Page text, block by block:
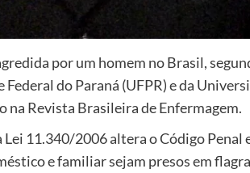
por um homem no Brasil,
do Paraná (UFPR) e da
na Revista Brasileira de Enfermagem.
Lei 11.340/2006 altera o Código Penal
e familiar sejam presos em